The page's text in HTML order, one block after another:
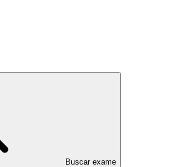
Buscar exame